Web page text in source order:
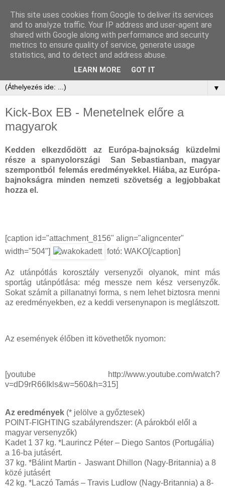
▼
Kick-Box EB - Menetelnek előre a
magyarok
Kedden elkezdődött az Európa-bajnokság küzdelmi
része a spanyolországi San Sebastianban, magyar
szempontból felemás eredményekkel. Hiába, az Európa-
bajnokságra minden nemzeti szövetség a legjobbakat
hozza el.
[caption id="attachment_8156" align="aligncenter"
width="504"]
fotó: WAKO[/caption]
Az utánpótlás korosztály versenyzői olyanok, mint más
sportág utánpótlása: még messze nem kész versenyzők.
Sokat számít a pillanatnyi forma, s nem lehet biztosra menni
az eredményekben, ez a keddi versenynapon is meglátszott.
Az események élőben itt követhetők nyomon:
[youtube http://www.youtube.com/watch?
v=dD9rR66Ikls&w=560&h=315]
Az eredmények (* jelölve a győztesek)
POINT-FIGHTING szabályrendszer: (A párokból elől a
magyar versenyzők)
Kadet 1 37 kg. *Laurincz Péter – Diego Santos (Portugália)
a 16-ba jutásért.
37 kg. *Bálint Martin - Jaswant Dhillon (Nagy-Britannia) a 8
közé jutásért
42 kg. *Laczó Tamás – Travis Ludlow (Nagy-Britannia) a 8-
This site uses cookies from Google to deliver its services
and to analyze traffic. Your IP address and user-agent are
shared with Google along with performance and security
metrics to ensure quality of service, generate usage
statistics, and to detect and address abuse.
LEARN MORE GOT IT